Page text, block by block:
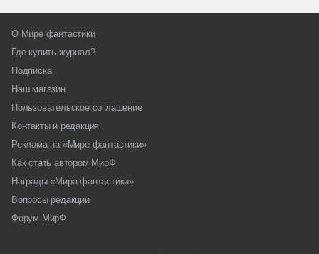
О Мире фантастики
Где купить журнал?
Подписка
Наш магазин
Пользовательское соглашение
Контакты и редакция
Реклама на «Мире фантастики»
Как стать автором МирФ
Награды «Мира фантастики»
Вопросы редакции
Форум МирФ